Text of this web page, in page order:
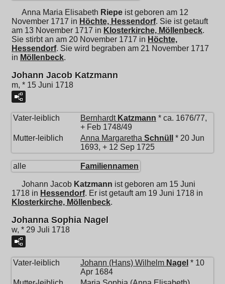
Anna Maria Elisabeth Riepe ist geboren am 12
November 1717 in Höchte, Hessendorf. Sie ist getauft
am 13 November 1717 in Klosterkirche, Möllenbeck.
Sie stirbt an am 20 November 1717 in Höchte,
Hessendorf. Sie wird begraben am 21 November 1717
in Möllenbeck.
Johann Jacob Katzmann
m, * 15 Juni 1718
Vater-leiblich Bernhardt Katzmann * ca. 1676/77,
+ Feb 1748/49
Mutter-leiblich
Anna Margaretha Schnüll
* 20 Jun
1693, + 12 Sep 1725
alle Familiennamen
Johann Jacob Katzmann ist geboren am 15 Juni
1718 in Hessendorf. Er ist getauft am 19 Juni 1718 in
Klosterkirche, Möllenbeck.
Johanna Sophia Nagel
w, * 29 Juli 1718
Vater-leiblich Johann (Hans) Wilhelm Nagel * 10
Apr 1684